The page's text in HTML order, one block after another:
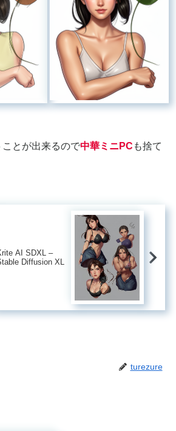
とが出来るので中華ミニPC も捨て
AI SDXL –
Diffusion XL
turezure